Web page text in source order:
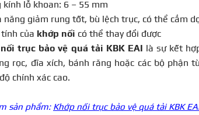
kính lỗ khoan: 6 – 55 mm
năng giảm rung tốt, bù lệch trục, có thể cắm
của khớp nối có thể thay đổi được
trục bảo vệ quá tải KBK EAI là sự kết
rọc, đĩa xích, bánh răng hoặc các bộ
chính xác cao.
sản phẩm: Khớp nối trục bảo vệ quá tải KBK